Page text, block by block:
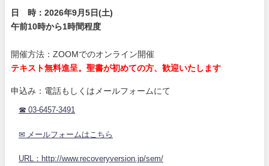
日 時：2026年9月5日(土)
午前10時から1時間程度
開催方法：ZOOMでのオンライン開催
テキスト無料進呈。聖書が初めての方、歓迎いたします
申込み：電話もしくはメールフォームにて
☎ 03-6457-3491
✉ メールフォームはこちら
URL：http://www.recoveryversion.jp/sem/